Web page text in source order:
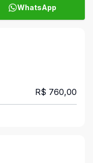
WhatsApp
R$ 760,00